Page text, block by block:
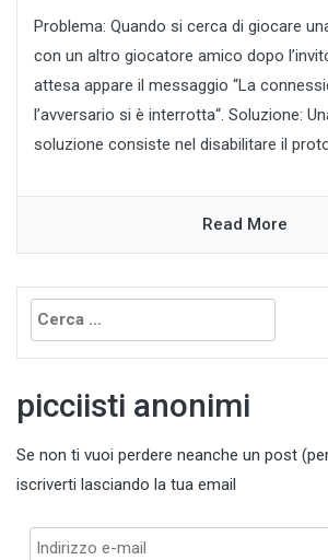
Problema: Quando si cerca di giocare
con un altro giocatore amico dopo
attesa appare il messaggio “La
l’avversario si è interrotta“. Soluzione:
soluzione consiste nel disabilitare il
Read More
Ricerca
per:
picciisti anonimi
Se non ti vuoi perdere neanche un post
iscriverti lasciando la tua email
Indirizzo